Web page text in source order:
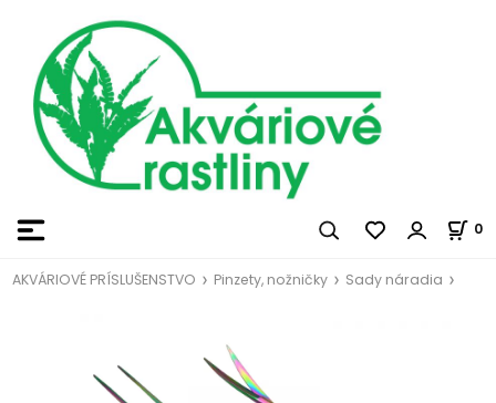
0
AKVÁRIOVÉ PRÍSLUŠENSTVO Pinzety, nožničky Sady náradia